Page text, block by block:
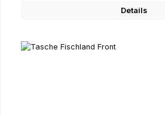
Details